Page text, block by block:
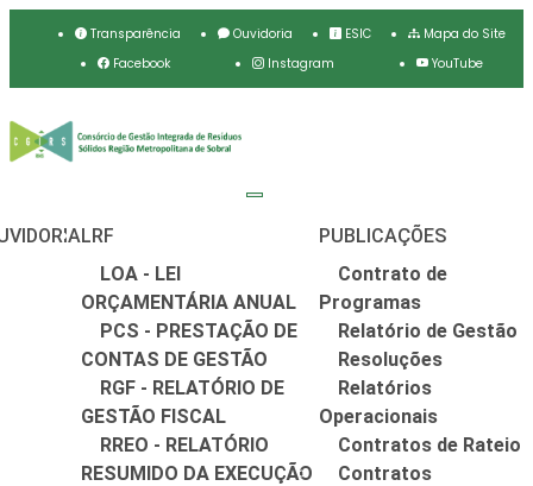
Transparência Ouvidoria ESIC
Mapa do Site
Facebook
Instagram YouTube
LRF
LOA - LEI
ORÇAMENTÁRIA ANUAL
PCS - PRESTAÇÃO DE
CONTAS DE GESTÃO
RGF - RELATÓRIO DE
GESTÃO FISCAL
RREO - RELATÓRIO
RESUMIDO DA EXECUÇÃO
PUBLICAÇÕES
Contrato de
Programas
Relatório de Gestão
Resoluções
Relatórios
Operacionais
Contratos de Rateio
Contratos